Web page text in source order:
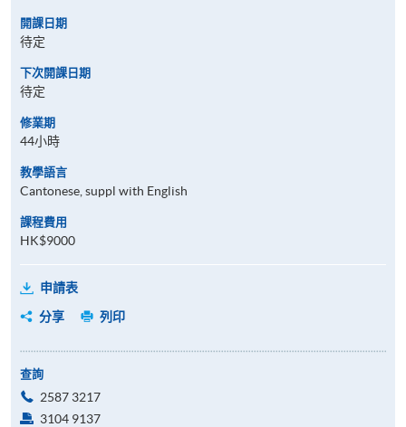
開課日期
待定
下次開課日期
待定
修業期
44小時
教學語言
Cantonese, suppl with English
課程費用
HK$9000
申請表
分享
列印
查詢
2587 3217
3104 9137